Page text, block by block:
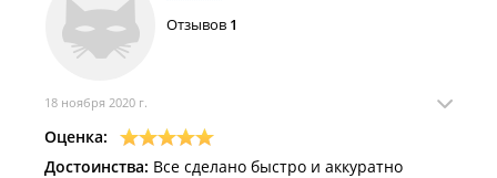
Отзывов 1
18 ноября 2020 г.
Оценка:
Достоинства: Все сделано быстро и аккуратно